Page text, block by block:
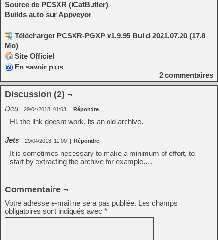
Source de PCSXR (iCatButler)
Builds auto sur Appveyor
Télécharger PCSXR-PGXP v1.9.95 Build 2021.07.20 (17.8
Mo)
Site Officiel
En savoir plus…
2 commentaires
Discussion (2) ¬
Deu 29/04/2018, 01:03 Répondre
Hi, the link doesnt work, its an old archive.
Jets 29/04/2018, 11:00 Répondre
It is sometimes necessary to make a minimum of effort, to
start by extracting the archive for example….
Commentaire ¬
Votre adresse e-mail ne sera pas publiée. Les champs
obligatoires sont indiqués avec *